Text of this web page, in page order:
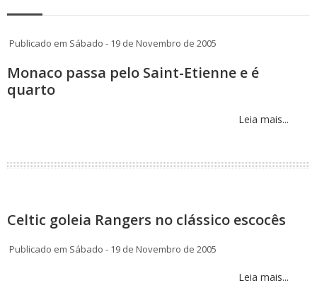
Publicado em Sábado - 19 de Novembro de 2005
Monaco passa pelo Saint-Etienne e é
quarto
Leia mais...
Celtic goleia Rangers no clássico escocês
Publicado em Sábado - 19 de Novembro de 2005
Leia mais...